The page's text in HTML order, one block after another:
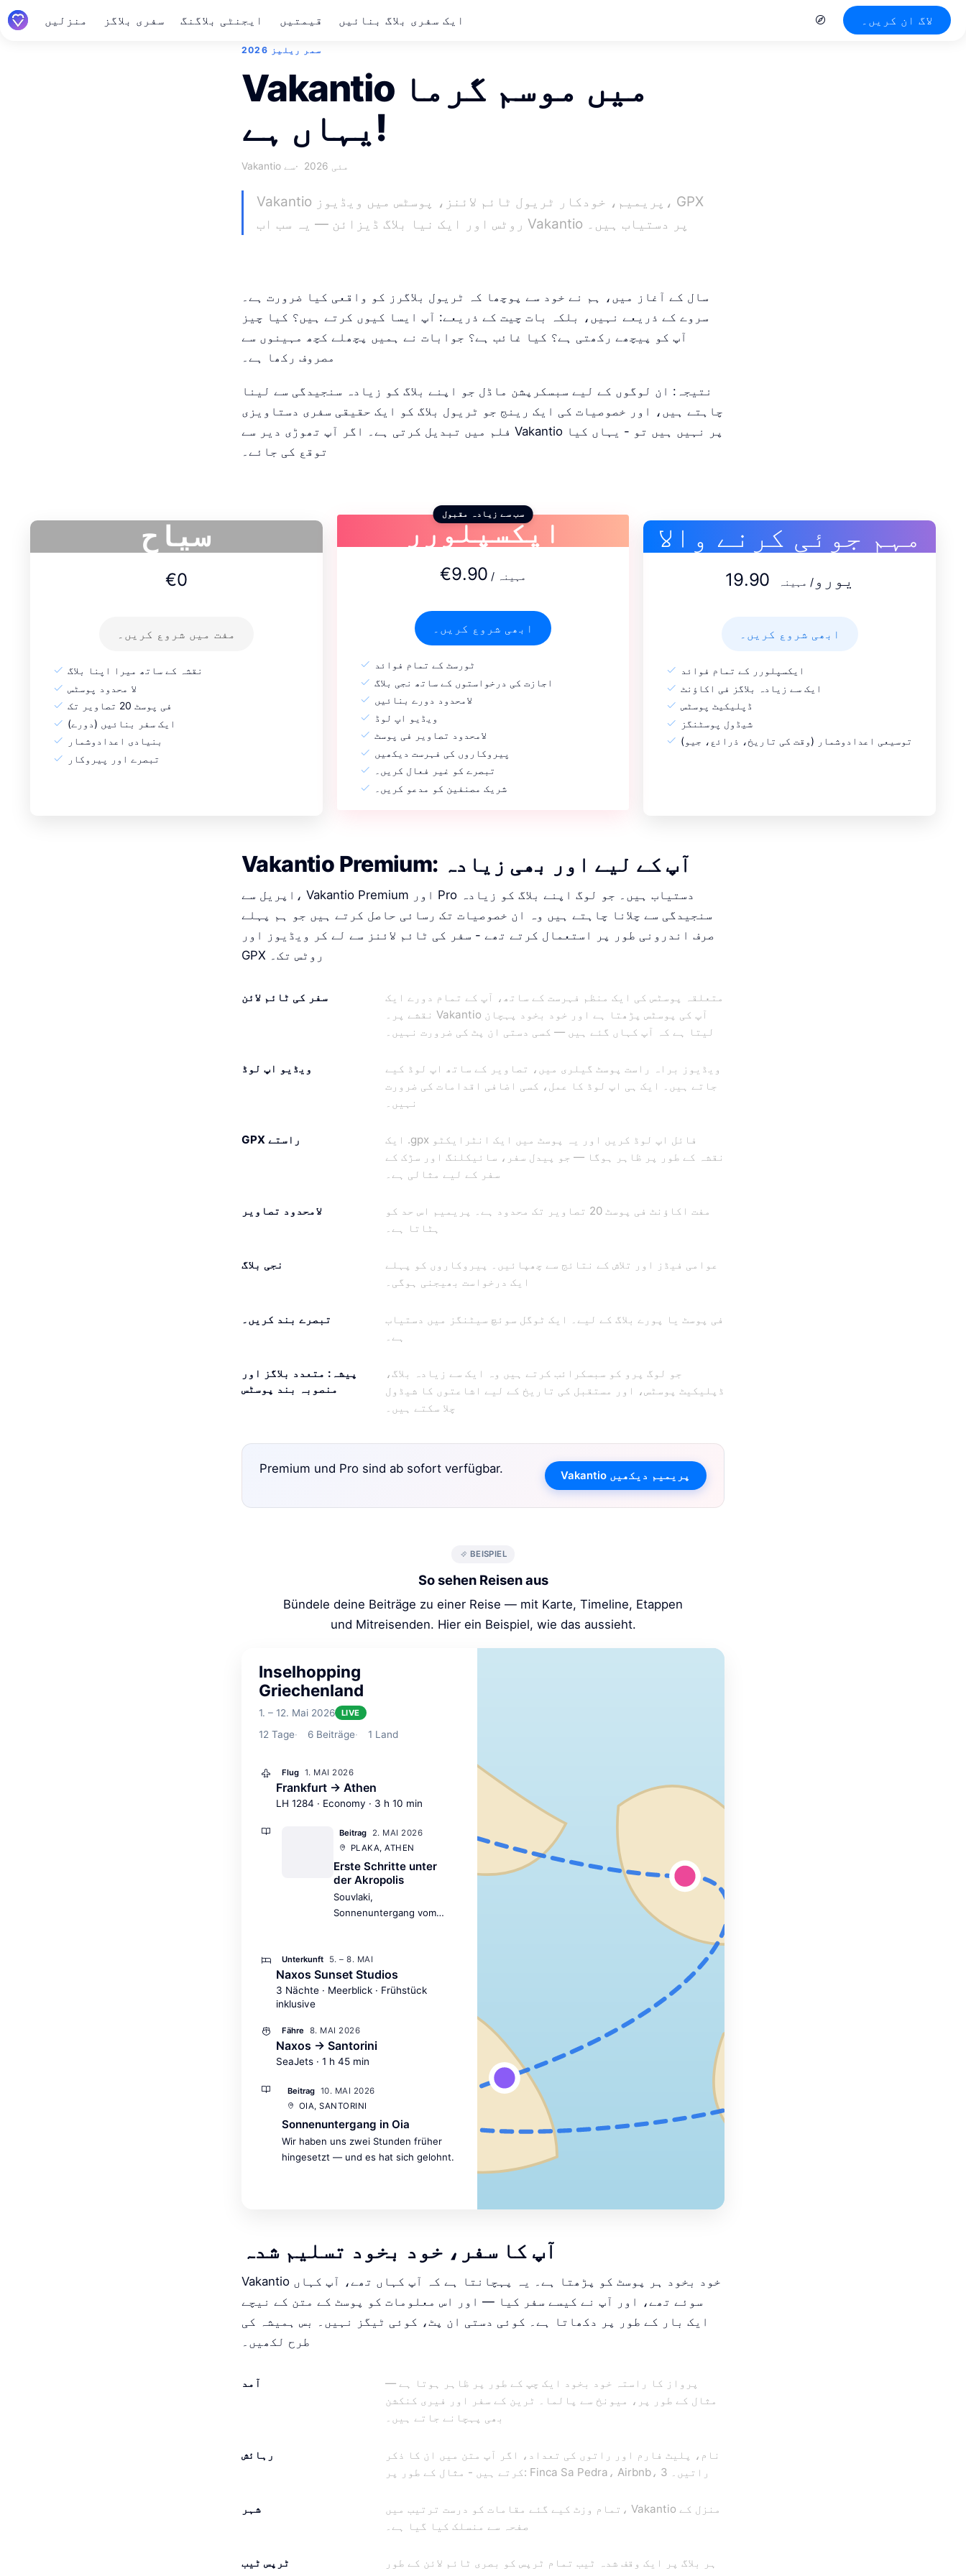
منزلیں سفری بلاگز ایجنٹی بلاگنگ قیمتیں ایک سفری بلاگ بنائیں لاگ ان کریں۔
سمر ریلیز 2026
Vakantio میں موسم گرما
یہاں ہے!
Vakantio سے مئی 2026
Vakantio پریمیم، خودکار ٹریول ٹائم لائنز، پوسٹس میں ویڈیوز، GPX
روٹس اور ایک نیا بلاگ ڈیزائن — یہ سب اب Vakantio پر دستیاب ہیں۔
سال کے آغاز میں، ہم نے خود سے پوچھا کہ ٹریول بلاگرز کو واقعی کیا ضرورت ہے۔
سروے کے ذریعے نہیں، بلکہ بات چیت کے ذریعے: آپ ایسا کیوں کرتے ہیں؟ کیا چیز
آپ کو پیچھے رکھتی ہے؟ کیا غائب ہے؟ جوابات نے ہمیں پچھلے کچھ مہینوں سے
مصروف رکھا ہے۔
نتیجہ: ان لوگوں کے لیے سبسکرپشن ماڈل جو اپنے بلاگ کو زیادہ سنجیدگی سے لینا
چاہتے ہیں، اور خصوصیات کی ایک رینج جو ٹریول بلاگ کو ایک حقیقی سفری دستاویزی
فلم میں تبدیل کرتی ہے۔ اگر آپ تھوڑی دیر سے Vakantio پر نہیں ہیں تو - یہاں کیا
توقع کی جائے۔
سیاح
€0
مفت میں شروع کریں۔
نقشہ کے ساتھ میرا اپنا بلاگ
لا محدود پوسٹس
فی پوسٹ 20 تصاویر تک
ایک سفر بنائیں (دورے)
بنیادی اعدادوشمار
تبصرے اور پیروکار
سب سے زیادہ مقبول
ایکسپلورر
€9.90 / مہینہ
ابھی شروع کریں۔
ٹورسٹ کے تمام فوائد
اجازت کی درخواستوں کے ساتھ نجی بلاگ
لامحدود دورے بنائیں
ویڈیو اپ لوڈ
لامحدود تصاویر فی پوسٹ
پیروکاروں کی فہرست دیکھیں
تبصرے کو غیر فعال کریں۔
شریک مصنفین کو مدعو کریں۔
مہم جوئی کرنے والا
19.90 یورو / مہینہ
ابھی شروع کریں۔
ایکسپلورر کے تمام فوائد
ایک سے زیادہ بلاگز فی اکاؤنٹ
ڈپلیکیٹ پوسٹس
شیڈول پوسٹنگز
توسیعی اعدادوشمار (وقت کی تاریخ، ذرائع، جیو)
Vakantio Premium: آپ کے لیے اور بھی زیادہ
اپریل سے، Vakantio Premium اور Pro دستیاب ہیں۔ جو لوگ اپنے بلاگ کو زیادہ
سنجیدگی سے چلانا چاہتے ہیں وہ ان خصوصیات تک رسائی حاصل کرتے ہیں جو ہم پہلے
صرف اندرونی طور پر استعمال کرتے تھے - سفر کی ٹائم لائنز سے لے کر ویڈیوز اور
GPX روٹس تک۔
سفر کی ٹائم لائن
متعلقہ پوسٹس کی ایک منظم فہرست کے ساتھ، آپ کے تمام دورے ایک
نقشے پر۔ Vakantio آپ کی پوسٹس پڑھتا ہے اور خود بخود پہچان
لیتا ہے کہ آپ کہاں گئے ہیں — کسی دستی ان پٹ کی ضرورت نہیں۔
ویڈیو اپ لوڈ
ویڈیوز براہ راست پوسٹ گیلری میں، تصاویر کے ساتھ اپ لوڈ کیے
جاتے ہیں۔ ایک ہی اپ لوڈ کا عمل، کسی اضافی اقدامات کی ضرورت
نہیں۔
GPX راستے
ایک .gpx فائل اپ لوڈ کریں اور یہ پوسٹ میں ایک انٹرایکٹو
نقشہ کے طور پر ظاہر ہوگا — جو پیدل سفر، سائیکلنگ اور سڑک کے
سفر کے لیے مثالی ہے۔
لامحدود تصاویر
مفت اکاؤنٹ فی پوسٹ 20 تصاویر تک محدود ہے۔ پریمیم اس حد کو
ہٹاتا ہے۔
نجی بلاگ
عوامی فیڈز اور تلاش کے نتائج سے چھپائیں۔ پیروکاروں کو پہلے
ایک درخواست بھیجنی ہوگی۔
تبصرے بند کریں۔
فی پوسٹ یا پورے بلاگ کے لیے۔ ایک ٹوگل سوئچ سیٹنگز میں دستیاب
ہے۔
پیشہ: متعدد بلاگز اور
منصوبہ بند پوسٹس
جو لوگ پرو کو سبسکرائب کرتے ہیں وہ ایک سے زیادہ بلاگ،
ڈپلیکیٹ پوسٹس، اور مستقبل کی تاریخ کے لیے اشاعتوں کا شیڈول
چلا سکتے ہیں۔
Premium und Pro sind ab sofort verfügbar. Vakantio پریمیم دیکھیں
BEISPIEL
So sehen Reisen aus
Bündele deine Beiträge zu einer Reise — mit Karte, Timeline, Etappen
und Mitreisenden. Hier ein Beispiel, wie das aussieht.
Inselhopping
Griechenland
1. – 12. Mai 2026 LIVE
12 Tage 6 Beiträge 1 Land
Flug 1. MAI 2026
Frankfurt → Athen
LH 1284 · Economy · 3 h 10 min
Beitrag
2. MAI 2026
PLAKA, ATHEN
Erste Schritte unter
der Akropolis
Souvlaki,
Sonnenuntergang vom
perfekte Auftakt.
Unterkunft 5. – 8. MAI
Naxos Sunset Studios
3 Nächte · Meerblick · Frühstück
inklusive
Fähre 8. MAI 2026
Naxos → Santorini
SeaJets · 1 h 45 min
Beitrag 10. MAI 2026
OIA, SANTORINI
Sonnenuntergang in Oia
Wir haben uns zwei Stunden früher
hingesetzt — und es hat sich gelohnt.
آپ کا سفر، خود بخود تسلیم شدہ
Vakantio خود بخود ہر پوسٹ کو پڑھتا ہے۔ یہ پہچانتا ہے کہ آپ کہاں تھے، آپ کہاں
سوئے تھے، اور آپ نے کیسے سفر کیا — اور اس معلومات کو پوسٹ کے متن کے نیچے
ایک بار کے طور پر دکھاتا ہے۔ کوئی دستی ان پٹ، کوئی ٹیگز نہیں۔ بس ہمیشہ کی
طرح لکھیں۔
آمد
پرواز کا راستہ خود بخود ایک چپ کے طور پر ظاہر ہوتا ہے —
مثال کے طور پر، میونخ سے پالما۔ ٹرین کے سفر اور فیری کنکشن
بھی پہچانے جاتے ہیں۔
رہائش
نام، پلیٹ فارم اور راتوں کی تعداد، اگر آپ متن میں ان کا ذکر
کرتے ہیں - مثال کے طور پر: Finca Sa Pedra، Airbnb، 3 راتیں۔
شہر
تمام وزٹ کیے گئے مقامات کو درست ترتیب میں، Vakantio منزل کے
صفحہ سے منسلک کیا گیا ہے۔
ٹرپس ٹیب
ہر بلاگ پر ایک وقف شدہ ٹیب تمام ٹرپس کو بصری ٹائم لائن کے طور